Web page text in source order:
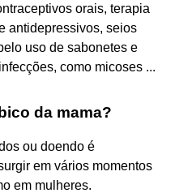
orais, terapia
antidepressivos, seios
uso de sabonetes e
como micoses ...
da mama?
ou doendo é
em vários momentos
em mulheres.